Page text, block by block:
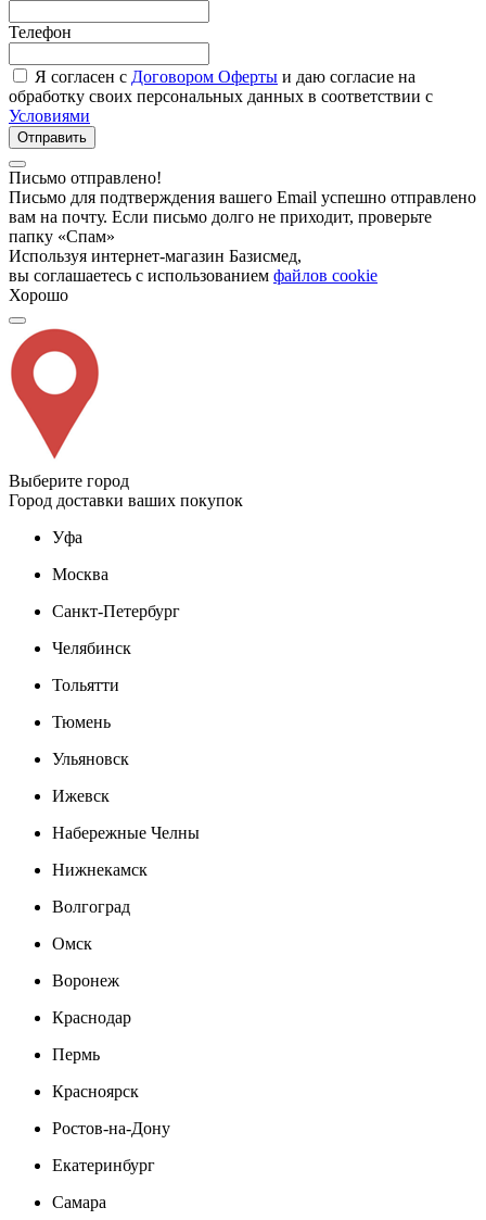
Телефон
Я согласен с Договором Оферты и даю согласие на
обработку своих персональных данных в соответствии с
Условиями
Отправить
Письмо отправлено!
Письмо для подтверждения вашего Email успешно отправлено
вам на почту. Если письмо долго не приходит, проверьте
папку «Спам»
Используя интернет-магазин Базисмед,
вы соглашаетесь с использованием файлов cookie
Хорошо
Выберите город
Город доставки ваших покупок
Уфа
Москва
Санкт-Петербург
Челябинск
Тольятти
Тюмень
Ульяновск
Ижевск
Набережные Челны
Нижнекамск
Волгоград
Омск
Воронеж
Краснодар
Пермь
Красноярск
Ростов-на-Дону
Екатеринбург
Самара